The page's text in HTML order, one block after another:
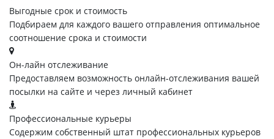
Выгодные срок и стоимость
Подбираем для каждого вашего отправления оптимальное
соотношение срока и стоимости
Он-лайн отслеживание
Предоставляем возможность онлайн-отслеживания вашей
посылки на сайте и через личный кабинет
Профессиональные курьеры
Содержим собственный штат профессиональных курьеров